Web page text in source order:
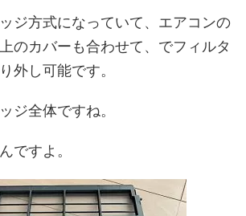
ジ方式になっていて、エアコンの
のカバーも合わせて、でフィルタ
外し可能です。
ジ全体ですね。
ですよ。